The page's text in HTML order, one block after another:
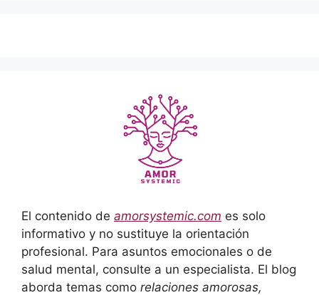
El contenido de amorsystemic.com es solo
informativo y no sustituye la orientación
profesional. Para asuntos emocionales o de
salud mental, consulte a un especialista. El blog
aborda temas como relaciones amorosas,